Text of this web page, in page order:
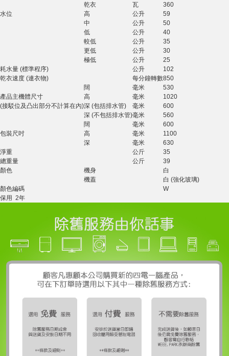
乾衣
瓦
360
水位
高 公升
59
中
公升
50
低
公升
40
較低
公升
35
更低
公升
30
極低
公升
25
耗水量 (標準程序)
公升
102
乾衣速度 (連衣物)
每分鐘轉數850
產品主機體尺寸
(接駁位及凸出部分不計算在內)
闊 毫米
530
高
毫米
1020
深 (包括排水管)
毫米
600
深 (不包括排水管)毫米 560
包裝尺吋
闊 毫米
600
高
毫米
1100
深
毫米
630
淨重
公斤
35
總重量
公斤
39
顏色
機身
白
機蓋
白 (強化玻璃)
顏色編碼
W
保用 2年